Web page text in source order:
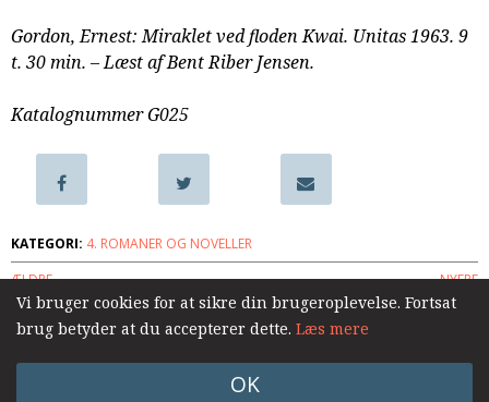
Næste
indlæg:
Skagenrosen
og
andre
fortællinger
indlæg:
Troen
alene
Gordon, Ernest: Miraklet ved floden Kwai. Unitas 1963. 9
t. 30 min. – Læst af Bent Riber Jensen.
Katalognummer G025
KATEGORI: 4. ROMANER OG NOVELLER
ÆLDRE
NYERE
Vi bruger cookies for at sikre din brugeroplevelse. Fortsat
brug betyder at du accepterer dette. Læs mere
OK